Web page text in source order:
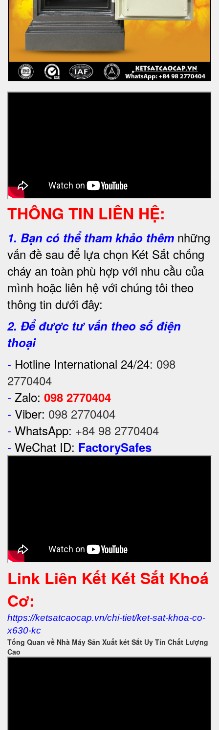
THÔNG TIN LIÊN HỆ:
1. Bạn có thể tham khảo thêm những
vấn đề sau để lựa chọn Két Sắt chống
cháy an toàn phù hợp với nhu cầu của
mình hoặc liên hệ với chúng tôi theo
thông tin dưới đây:
2. Để được tư vấn theo số điện
thoại
- Hotline International 24/24: 098
2770404
- Zalo: 098 2770404
- Viber: 098 2770404
- WhatsApp: +84 98 2770404
- WeChat ID: FactorySafes
Link Liên Kết Két Sắt Khoá
Cơ:
https://ketsatcaocap.vn/chi-tiet/ket-sat-khoa-co-
x630-kc
Tổng Quan về Nhà Máy Sản Xuất két Sắt Uy Tín Chất Lượng
Cao